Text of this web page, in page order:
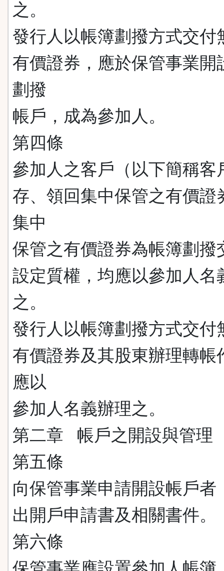
之。
發行人以帳簿劃撥方式交付
有價證券，應於保管事業開
劃撥
帳戶，成為參加人。
第四條
參加人之客戶（以下簡稱客
存、領回集中保管之有價證
集中
保管之有價證券為帳簿劃撥
設定質權，均應以參加人名
之。
發行人以帳簿劃撥方式交付
有價證券及其股東辦理轉帳
應以
參加人名義辦理之。
第二章 帳戶之開設與管理
第五條
向保管事業申請開設帳戶者
出開戶申請書及相關書件。
第六條